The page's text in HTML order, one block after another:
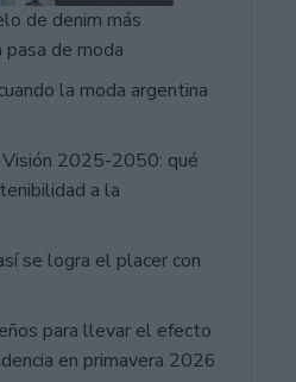
de denim más
pasa de moda
la moda argentina
2025-2050: qué
a la
se logra el placer con
para llevar el efecto
en primavera 2026